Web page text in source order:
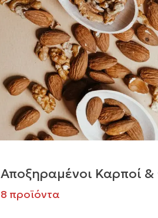
Αποξηραμένοι Καρποί
8 προϊόντα